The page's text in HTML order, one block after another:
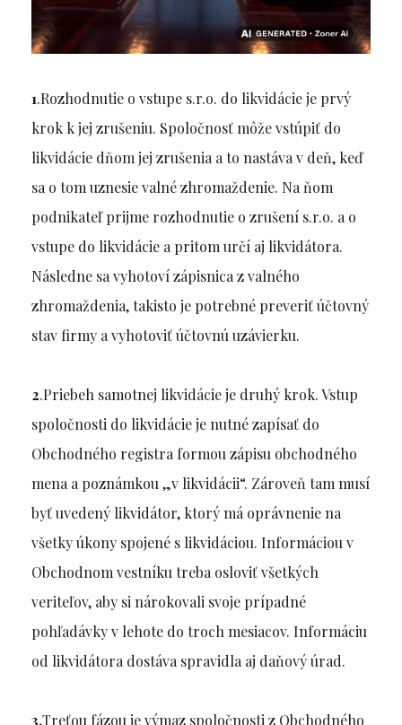
1.Rozhodnutie o vstupe s.r.o. do likvidácie je prvý
krok k jej zrušeniu. Spoločnosť môže vstúpiť do
likvidácie dňom jej zrušenia a to nastáva v deň, keď
sa o tom uznesie valné zhromaždenie. Na ňom
podnikateľ prijme rozhodnutie o zrušení s.r.o. a o
vstupe do likvidácie a pritom určí aj likvidátora.
Následne sa vyhotoví zápisnica z valného
zhromaždenia, takisto je potrebné preveriť účtovný
stav firmy a vyhotoviť účtovnú uzávierku.
2.Priebeh samotnej likvidácie je druhý krok. Vstup
spoločnosti do likvidácie je nutné zapísať do
Obchodného registra formou zápisu obchodného
mena a poznámkou „v likvidácii“. Zároveň tam musí
byť uvedený likvidátor, ktorý má oprávnenie na
všetky úkony spojené s likvidáciou. Informáciou v
Obchodnom vestníku treba osloviť všetkých
veriteľov, aby si nárokovali svoje prípadné
pohľadávky v lehote do troch mesiacov. Informáciu
od likvidátora dostáva spravidla aj daňový úrad.
3.Treťou fázou je výmaz spoločnosti z Obchodného